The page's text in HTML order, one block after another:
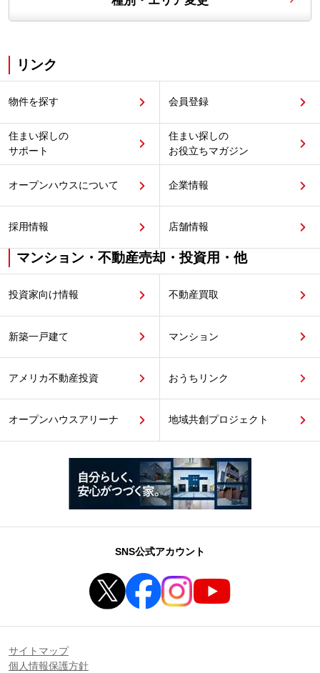
リンク
物件を探す 会員登録
住まい探しの
サポート
住まい探しの
お役立ちマガジン
オープンハウスについて 企業情報
採用情報 店舗情報
マンション・不動産売却・投資用・他
投資家向け情報 不動産買取
新築一戸建て マンション
アメリカ不動産投資 おうちリンク
オープンハウスアリーナ 地域共創プロジェクト
SNS公式アカウント
サイトマップ
個人情報保護方針